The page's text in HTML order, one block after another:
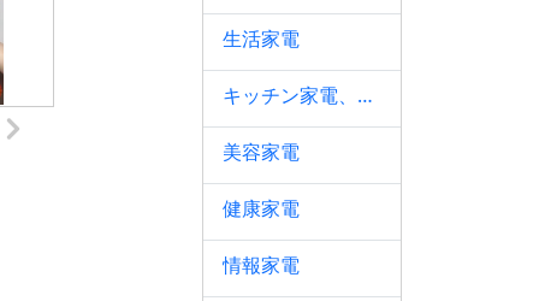
生活家電
キッチン家電、調理家電
美容家電
健康家電
情報家電